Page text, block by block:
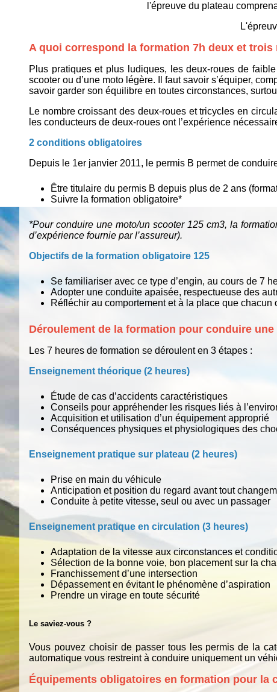
l'épreuve du plateau
A quoi correspond la formation 7h deux et trois
Plus pratiques et plus ludiques, les deux-roues de
scooter ou d’une moto légère. Il faut savoir s’équiper,
savoir garder son équilibre en toutes circonstances,
Le nombre croissant des deux-roues et tricycles en
les conducteurs de deux-roues ont l’expérience
2 conditions obligatoires
Depuis le 1er janvier 2011, le permis B permet de
Être titulaire du permis B depuis plus de 2 ans
Suivre la formation obligatoire*
*Pour conduire une moto/un scooter 125 cm3, la
d’expérience fournie par l’assureur).
Objectifs de la formation obligatoire 125
Se familiariser avec ce type d’engin, au cours de 7
Adopter une conduite apaisée, respectueuse des
Réfléchir au comportement et à la place que chacun
Déroulement de la formation pour conduire une
Les 7 heures de formation se déroulent en 3 étapes :
Enseignement théorique (2 heures)
Étude de cas d’accidents caractéristiques
Conseils pour appréhender les risques liés à
Acquisition et utilisation d’un équipement approprié
Conséquences physiques et physiologiques des
Enseignement pratique sur plateau (2 heures)
Prise en main du véhicule
Anticipation et position du regard avant tout
Conduite à petite vitesse, seul ou avec un passager
Enseignement pratique en circulation (3 heures)
Adaptation de la vitesse aux circonstances et
Sélection de la bonne voie, bon placement sur la
Franchissement d’une intersection
Dépassement en évitant le phénomène d’aspiration
Prendre un virage en toute sécurité
Le saviez-vous ?
Vous pouvez choisir de passer tous les permis de la
automatique vous restreint à conduire uniquement un
Équipements obligatoires en formation pour la